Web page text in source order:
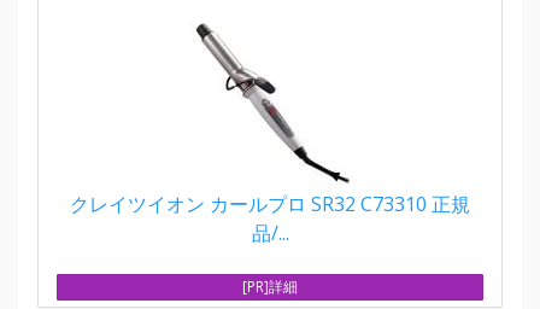
クレイツイオン カールプロ SR32 C73310 正規
品/...
[PR]詳細